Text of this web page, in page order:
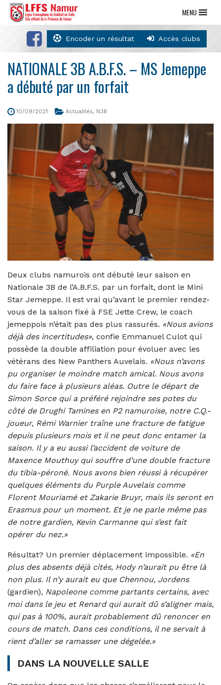
Encoder un résultat Accès clubs
MENU
NATIONALE 3B A.B.F.S. – MS Jemeppe
a débuté par un forfait
10/09/2021 Actualités, N3B
Deux clubs namurois ont débuté leur saison en
Nationale 3B de l’A.B.F.S. par un forfait, dont le Mini
Star Jemeppe. Il est vrai qu’avant le premier rendez-
vous de la saison fixé à FSE Jette Crew, le coach
jemeppois n’était pas des plus rassurés. «Nous avions
déjà des incertitudes», confie Emmanuel Culot qui
possède la double affiliation pour évoluer avec les
vétérans des New Panthers Auvelais. «Nous n’avons
pu organiser le moindre match amical. Nous avons
du faire face à plusieurs aléas. Outre le départ de
Simon Sorce qui a préféré rejoindre ses potes du
côté de Drughi Tamines en P2 namuroise, notre C.Q.-
joueur, Rémi Warnier traîne une fracture de fatigue
depuis plusieurs mois et il ne peut donc entamer la
saison. Il y a eu aussi l’accident de voiture de
Maxence Mouthuy qui souffre d’une double fracture
du tibia-péroné. Nous avons bien réussi à récupérer
quelques éléments du Purple Auvelais comme
Florent Mouriamé et Zakarie Bruyr, mais ils seront en
Erasmus pour un moment. Et je ne parle même pas
de notre gardien, Kevin Carmanne qui s’est fait
opérer du nez.»
Résultat? Un premier déplacement impossible. «En
plus des absents déjà cités, Hody n’aurait pu être là
non plus. Il n’y aurait eu que Chennou, Jordens
(gardien), Napoleone comme partants certains, avec
moi dans le jeu et Renard qui aurait dû s’aligner mais,
qui pas à 100%, aurait probablement dû renoncer en
cours de match. Dans ces conditions, il ne servait à
rient d’aller se ramasser une dégelée.»
DANS LA NOUVELLE SALLE